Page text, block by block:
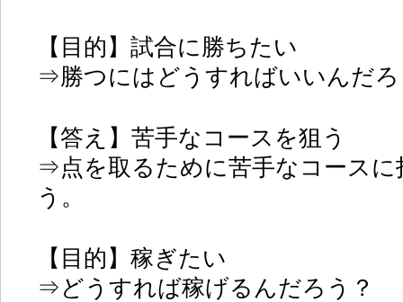
【目的】試合に勝ちたい
⇒勝つにはどうすればいいんだ
【答え】苦手なコースを狙う
⇒点を取るために苦手なコース
う。
【目的】稼ぎたい
⇒どうすれば稼げるんだろう？